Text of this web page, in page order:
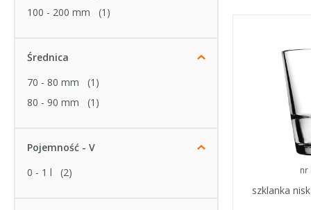
100 - 200 mm
(1)
Średnica
70 - 80 mm
(1)
80 - 90 mm
(1)
Pojemność - V
0 - 1 l
(2) nr
szklanka